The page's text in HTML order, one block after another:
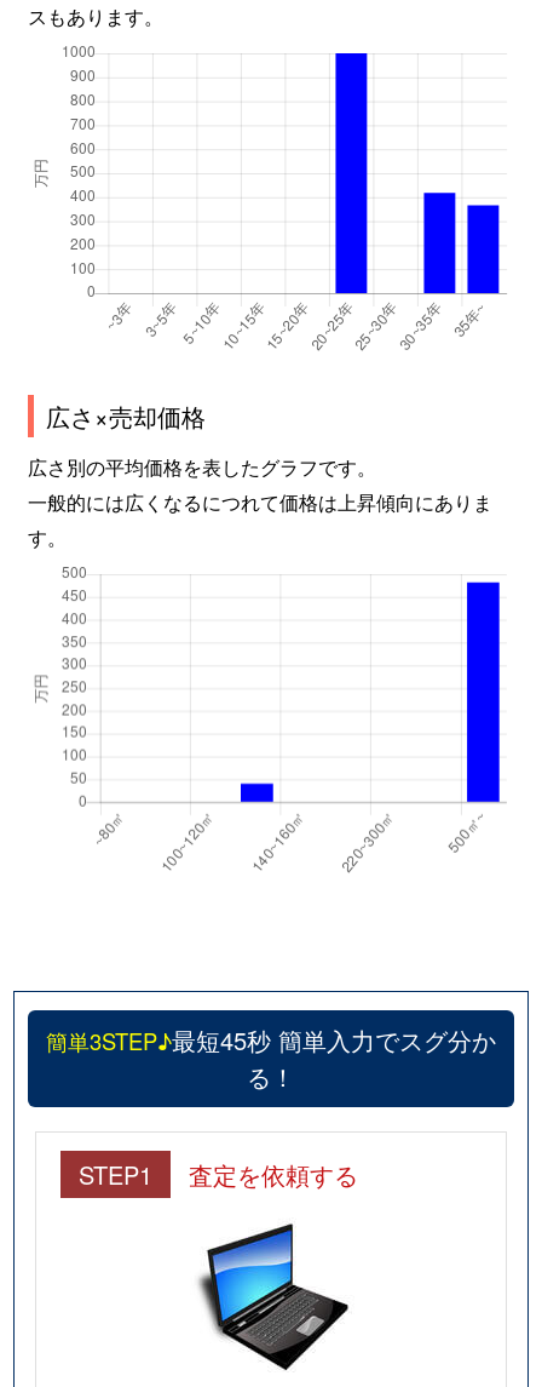
スもあります。
広さ×売却価格
広さ別の平均価格を表したグラフです。
一般的には広くなるにつれて価格は上昇傾向にありま
す。
簡単3STEP♪最短45秒 簡単入力でスグ分か
る！
STEP1 査定を依頼する